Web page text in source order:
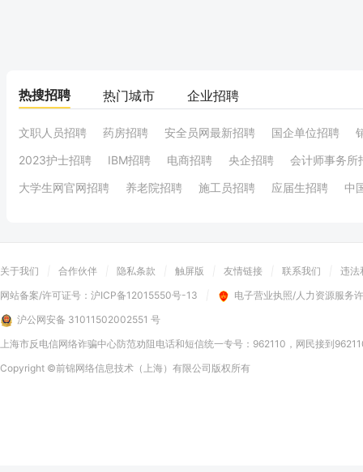
热搜招聘 热门城市 企业招聘
文职人员招聘 药房招聘 安全员网最新招聘 国企单位招聘
2023护士招聘
IBM招聘 电商招聘 央企招聘
会计师事务所
大学生网官网招聘
养老院招聘 施工员招聘 应届生招聘 中
关于我们 合作伙伴 隐私条款 触屏版 友情链接 联系我们
违法
网站备案/许可证号： 沪ICP备12015550号-13
电子营业执照/人力资源服务
沪公网安备 31011502002551 号
上海市反电信网络诈骗中心防范劝阻电话和短信统一专号：962110，网民接到
Copyright ©前锦网络信息技术（上海）有限公司 版权所有